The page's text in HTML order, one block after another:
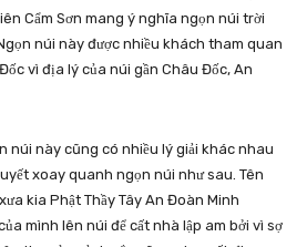
Cẩm Sơn mang ý nghĩa ngọn núi trời
núi này được nhiều khách tham quan
vì địa lý của núi gần Châu Đốc, An
núi này cũng có nhiều lý giải khác nhau
xoay quanh ngọn núi như sau. Tên
kia Phật Thầy Tây An Đoàn Minh
mình lên núi để cất nhà lập am bởi vì sợ